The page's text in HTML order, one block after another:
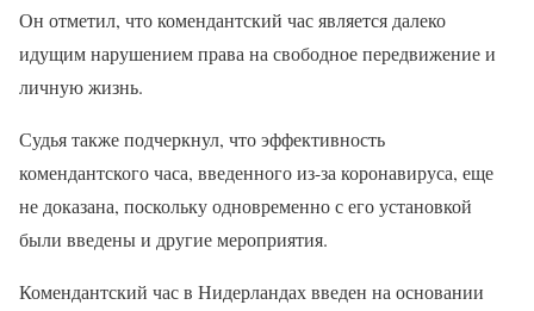
Он отметил, что комендантский час является далеко
идущим нарушением права на свободное передвижение и
личную жизнь.
Судья также подчеркнул, что эффективность
комендантского часа, введенного из-за коронавируса, еще
не доказана, поскольку одновременно с его установкой
были введены и другие мероприятия.
Комендантский час в Нидерландах введен на основании